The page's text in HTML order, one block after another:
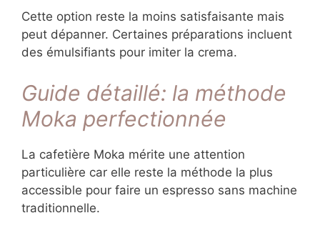
Cette option reste la moins satisfaisante mais
peut dépanner. Certaines préparations incluent
des émulsifiants pour imiter la crema.
Guide détaillé: la méthode
Moka perfectionnée
La cafetière Moka mérite une attention
particulière car elle reste la méthode la plus
accessible pour faire un espresso sans machine
traditionnelle.